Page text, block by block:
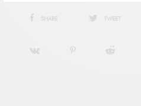
SHARE TWEET